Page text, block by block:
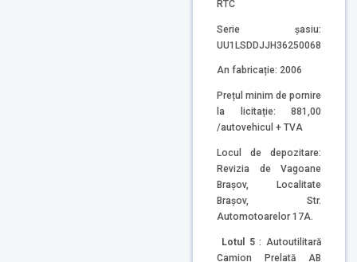
RTC
Serie șasiu:
UU1LSDDJJH36250068
An fabricație: 2006
Prețul minim de pornire
la licitație: 881,00
/autovehicul + TVA
Locul de depozitare:
Revizia de Vagoane
Brașov, Localitate
Brașov, Str.
Automotoarelor 17A.
Lotul 5: Autoutilitară
Camion Prelată AB